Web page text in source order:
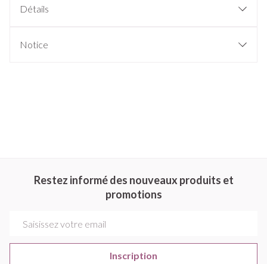
Détails
Notice
Restez informé des nouveaux produits et
promotions
Inscription